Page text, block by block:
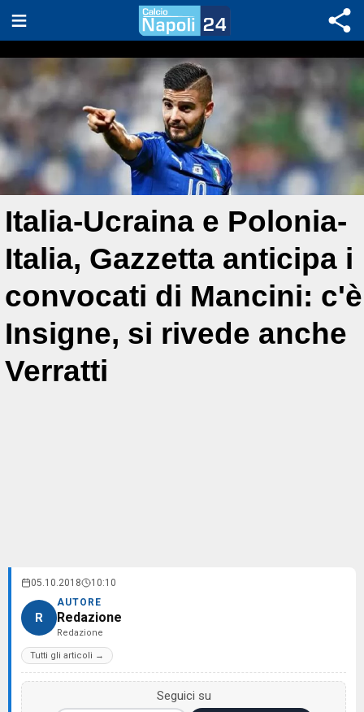
Italia-Ucraina e Polonia-
Italia, Gazzetta anticipa i
convocati di Mancini: c'è
Insigne, si rivede anche
Verratti
05.10.2018 10:10
R
AUTORE
Redazione
Redazione
Tutti gli articoli →
Seguici su